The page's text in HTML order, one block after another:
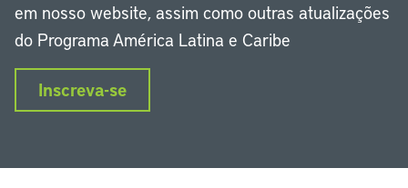
em nosso website, assim como outras atualizações
do Programa América Latina e Caribe
Inscreva-se